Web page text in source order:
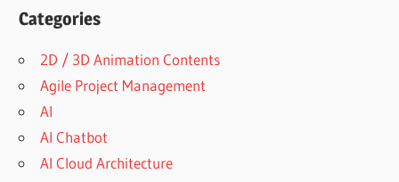
Categories
2D / 3D Animation Contents
Agile Project Management
AI
AI Chatbot
AI Cloud Architecture